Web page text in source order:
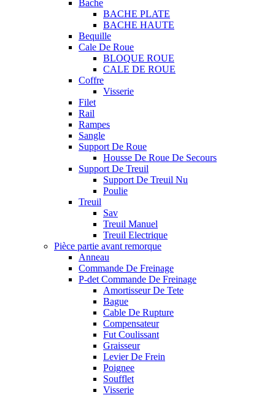
Bache
BACHE PLATE
BACHE HAUTE
Bequille
Cale De Roue
BLOQUE ROUE
CALE DE ROUE
Coffre
Visserie
Filet
Rail
Rampes
Sangle
Support De Roue
Housse De Roue De Secours
Support De Treuil
Support De Treuil Nu
Poulie
Treuil
Sav
Treuil Manuel
Treuil Electrique
Pièce partie avant remorque
Anneau
Commande De Freinage
P-det Commande De Freinage
Amortisseur De Tete
Bague
Cable De Rupture
Compensateur
Fut Coulissant
Graisseur
Levier De Frein
Poignee
Soufflet
Visserie